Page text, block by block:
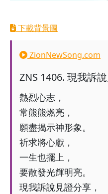
下載背景圖
ZionNewSong.com
ZNS 1406. 現我訴
熱烈心志，
常熊熊燃亮，
願盡揭示神形象。
祈求將心獻，
一生也擺上，
要散發光輝明亮。
現我訴說見證分享，